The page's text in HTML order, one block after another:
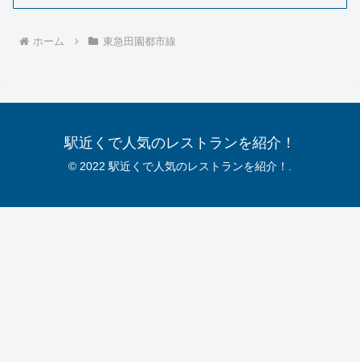
ホーム 東急田園都市線
駅近くで人気のレストランを紹介！
© 2022 駅近くで人気のレストランを紹介！.